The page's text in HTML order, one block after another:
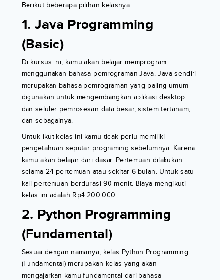
Berikut beberapa pilihan kelasnya:
1. Java Programming
(Basic)
Di kursus ini, kamu akan belajar memprogram
menggunakan bahasa pemrograman Java. Java sendiri
merupakan bahasa pemrograman yang paling umum
digunakan untuk mengembangkan aplikasi desktop
dan seluler pemrosesan data besar, sistem tertanam,
dan sebagainya.
Untuk ikut kelas ini kamu tidak perlu memiliki
pengetahuan seputar programing sebelumnya. Karena
kamu akan belajar dari dasar. Pertemuan dilakukan
selama 24 pertemuan atau sekitar 6 bulan. Untuk satu
kali pertemuan berdurasi 90 menit. Biaya mengikuti
kelas ini adalah Rp4.200.000.
2. Python Programming
(Fundamental)
Sesuai dengan namanya, kelas Python Programming
(Fundamental) merupakan kelas yang akan
mengajarkan kamu fundamental dari bahasa